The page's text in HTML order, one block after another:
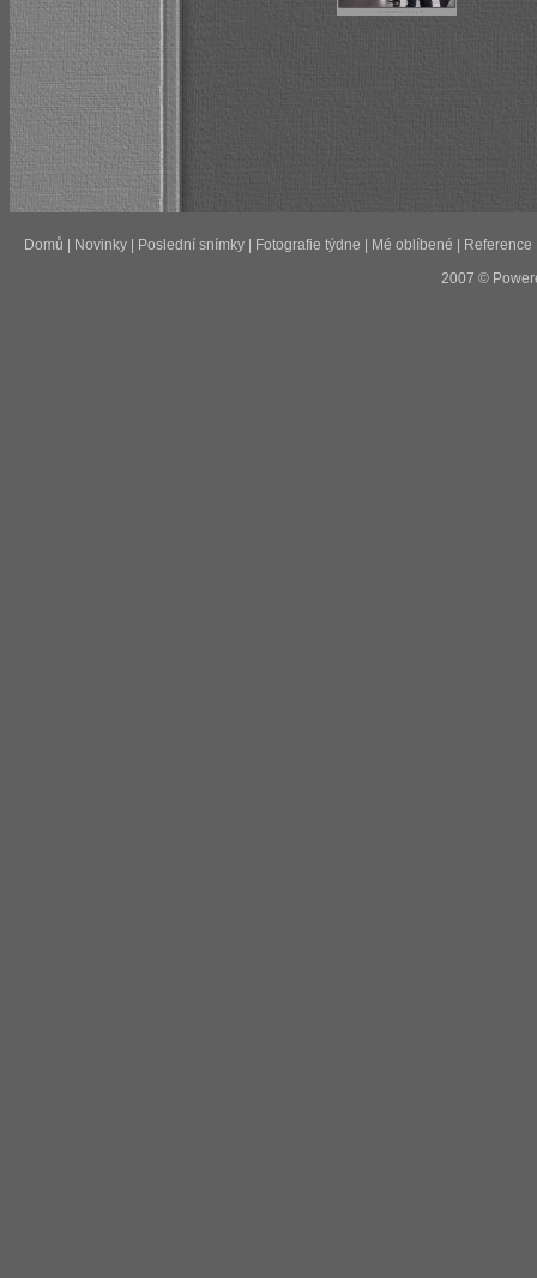
Domů Novinky| Poslední snímky| Fotografie týdne Mé oblíbené Reference
2007 ©